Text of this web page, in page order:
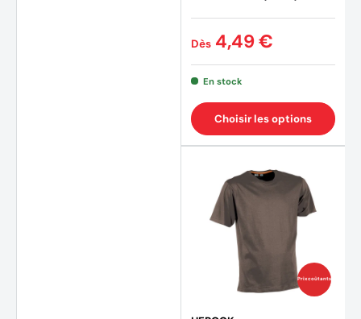
(1
Dès 4,49 €
En stock
Choisir les options
Prix coûtants